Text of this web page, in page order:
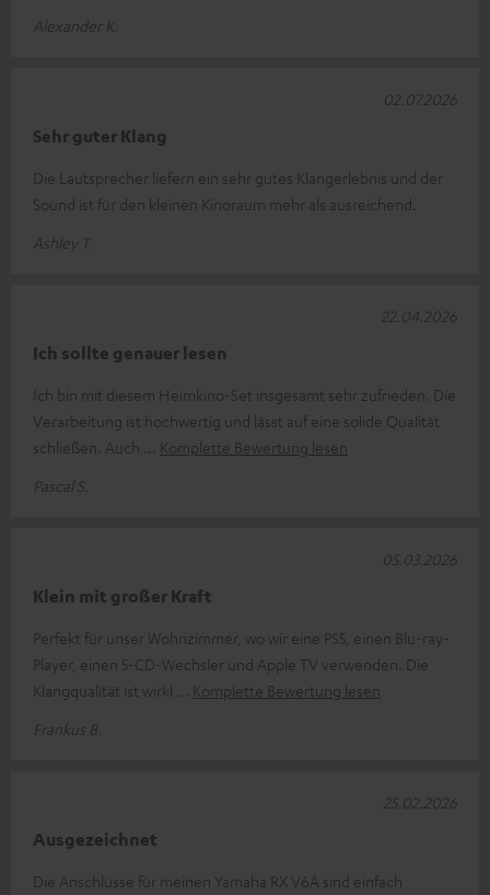
Alexander K.
Sehr guter Klang
Die Lautsprecher liefern ein sehr gutes Klangerlebnis und der
Sound ist für den kleinen Kinoraum mehr als ausreichend.
Ashley T.
02.07.2026
Ich sollte genauer lesen
Ich bin mit diesem Heimkino-Set insgesamt sehr zufrieden. Die
Verarbeitung ist hochwertig und lässt auf eine solide Qualität
schließen. Auch
Komplette Bewertung lesen
Pascal S.
22.04.2026
Klein mit großer Kraft
Perfekt für unser Wohnzimmer, wo wir eine PS5, einen Blu-ray-
Player, einen 5-CD-Wechsler und Apple TV verwenden. Die
Klangqualität ist wirkl
Komplette Bewertung lesen
Frankus B.
05.03.2026
Ausgezeichnet
Die Anschlüsse für meinen Yamaha RX V6A sind einfach
25.02.2026